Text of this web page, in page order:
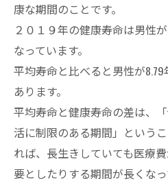
康な期間のことです。
２０１９年の健康寿命は男性
なっています。
平均寿命と比べると男性が8.79
あります。
平均寿命と健康寿命の差は、
活に制限のある期間」という
れば、長生きしていても医療
要としたりする期間が長くなっ